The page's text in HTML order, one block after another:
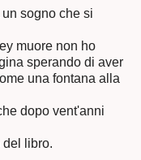
sogno che si
muore non ho
sperando di aver
una fontana alla
dopo vent'anni
libro.